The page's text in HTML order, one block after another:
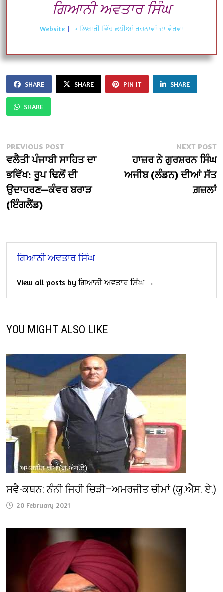
ਗਿਆਨੀ ਅਵਤਾਰ ਸਿੰਘ
Website | + ਲਿਖਾਰੀ ਵਿੱਚ ਛਪੀਆਂ ਰਚਨਾਵਾਂ ਦਾ ਵੇਰਵਾ
SHARE SHARE PIN IT SHARE
SHARE
Post
navigation
PREVIOUS POSTPrevious
post:
ਵਲੈਤੀ ਪੰਜਾਬੀ ਸਾਹਿਤ ਦਾ
ਭਵਿੱਖ: ਰੂਪ ਢਿਲੋਂ ਦੀ
ਉਦਾਹਰਣ—ਕੰਵਰ ਬਰਾੜ
(ਇੰਗਲੈਂਡ)
NEXT POST
ਹਾਜ਼ਰ ਨੇ ਗੁਰਸ਼ਰਨ ਸਿੰਘ
ਅਜੀਬ (ਲੰਡਨ) ਦੀਆਂ ਸੱਤ
ਗ਼ਜ਼ਲਾਂ
ਗਿਆਨੀ ਅਵਤਾਰ ਸਿੰਘ
View all posts by ਗਿਆਨੀ ਅਵਤਾਰ ਸਿੰਘ →
YOU MIGHT ALSO LIKE
ਸਵੈ-ਕਥਨ: ਨੰਨੀ ਜਿਹੀ ਚਿੜੀ—ਅਮਰਜੀਤ ਚੀਮਾਂ (ਯੂ.ਐੱਸ. ਏ.)
20 February 2021